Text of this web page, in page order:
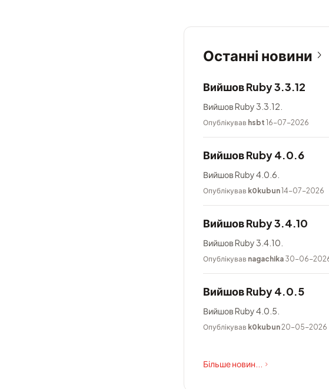
Останні новини
Вийшов Ruby 3.3.12
Вийшов Ruby 3.3.12.
Опублікував hsbt 16-07-2026
Вийшов Ruby 4.0.6
Вийшов Ruby 4.0.6.
Опублікував k0kubun14-07-2026
Вийшов Ruby 3.4.10
Вийшов Ruby 3.4.10.
Опублікував nagachika 30-06-
Вийшов Ruby 4.0.5
Вийшов Ruby 4.0.5.
Опублікував k0kubun20-05-2026
Більше новин...